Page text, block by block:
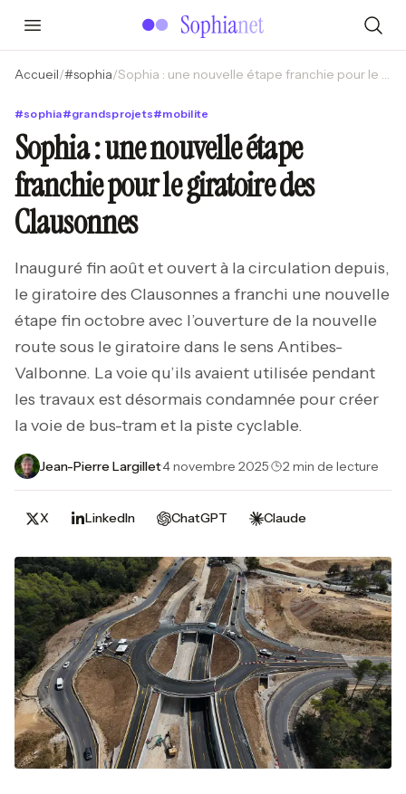
Accueil/#sophia/ Sophia : une nouvelle étape franchie pour le giratoire des Clausonnes
#sophia#grandsprojets#mobilite
Sophia : une nouvelle étape
franchie pour le giratoire des
Clausonnes
Inauguré fin août et ouvert à la circulation depuis,
le giratoire des Clausonnes a franchi une nouvelle
étape fin octobre avec l’ouverture de la nouvelle
route sous le giratoire dans le sens Antibes-
Valbonne. La voie qu’ils avaient utilisée pendant
les travaux est désormais condamnée pour créer
la voie de bus-tram et la piste cyclable.
Jean-Pierre Largillet·4 novembre 2025· 2 min de lecture
X LinkedIn ChatGPT Claude